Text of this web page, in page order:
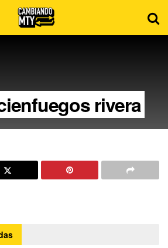
rivera